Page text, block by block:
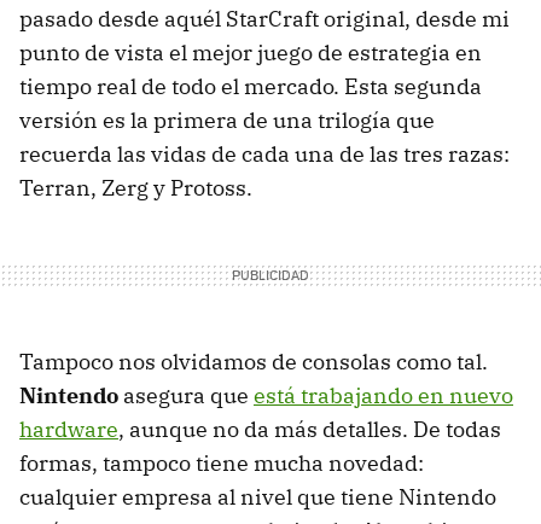
pasado desde aquél StarCraft original, desde mi
punto de vista el mejor juego de estrategia en
tiempo real de todo el mercado. Esta segunda
versión es la primera de una trilogía que
recuerda las vidas de cada una de las tres razas:
Terran, Zerg y Protoss.
Tampoco nos olvidamos de consolas como tal.
Nintendo asegura que está trabajando en nuevo
hardware, aunque no da más detalles. De todas
formas, tampoco tiene mucha novedad:
cualquier empresa al nivel que tiene Nintendo